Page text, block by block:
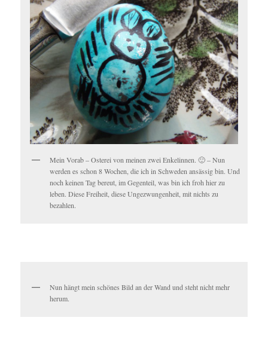
Mein Vorab – Osterei von meinen zwei Enkelinnen. 🙂 – Nun
werden es schon 8 Wochen, die ich in Schweden ansässig bin. Und
noch keinen Tag bereut, im Gegenteil, was bin ich froh hier zu
leben. Diese Freiheit, diese Ungezwungenheit, mit nichts zu
bezahlen.
Nun hängt mein schönes Bild an der Wand und steht nicht mehr
herum.